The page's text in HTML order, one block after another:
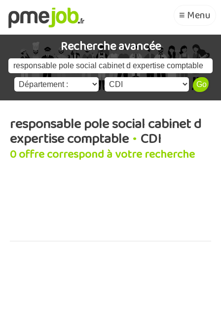
≡ Menu
Recherche avancée
responsable pole social cabinet d
expertise comptable • CDI
0 offre correspond à votre recherche